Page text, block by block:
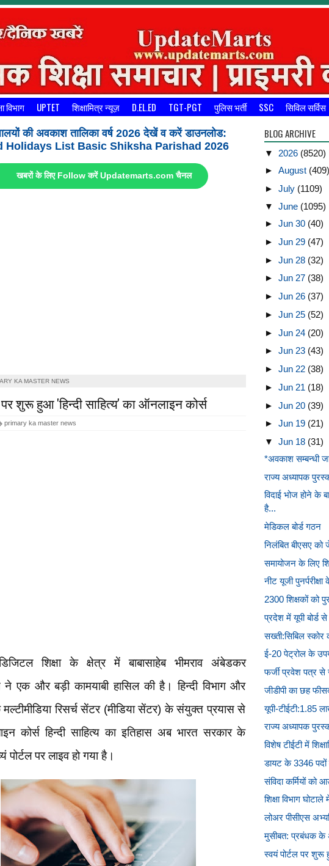
विभाग UPTET शिक्षामित्र न्यूज़ D.EL.ED TGT-PGT पुलिस भर्ती SSC सिविल सर्विस
की अवकाश तालिका वर्ष 2026 देखें व करें डाउनलोड:
Holidays List Basic Shiksha Parishad 2026
खबरों के लिए Follow करें Updatemarts.com चैनल
KA MASTER NEWS
पर शुरू हुआ 'हिन्दी साहित्य' का ऑनलाइन कोर्स
primary ka master news
शिक्षा के क्षेत्र में बाबासाहेब भीमराव अंबेडकर
ने एक और बड़ी कामयाबी हासिल की है। हिन्दी विभाग और
मल्टीमीडिया रिसर्च सेंटर (मीडिया सेंटर) के संयुक्त प्रयास से
कोर्स हिन्दी साहित्य का इतिहास अब भारत सरकार के
पोर्टल पर लाइव हो गया है।
BLOG ARCHIVE
▼ 2026 (8520)
► August (409)
► July (1109)
▼ June (1095)
► Jun 30 (40)
► Jun 29 (47)
► Jun 28 (32)
► Jun 27 (38)
► Jun 26 (37)
► Jun 25 (52)
► Jun 24 (20)
► Jun 23 (43)
► Jun 22 (38)
► Jun 21 (18)
► Jun 20 (39)
► Jun 19 (21)
▼ Jun 18 (31)
*अवकाश सम्बन्धी
राज्य अध्यापक
विदाई भोज होने के
है...
मेडिकल बोर्ड गठन
निलंबित बीएसए को
समायोजन के लिए
नीट यूजी पुनर्परीक्षा
2300 शिक्षकों को
प्रदेश में यूपी बोर्ड
सख्ती:सिबिल
ई-20 पेट्रोल के
फर्जी प्रवेश पत्र से
जीडीपी का छह
यूपी-टीईटी:1.85
राज्य अध्यापक
विशेष टीईटी में
डायट के 3346
संविदा कर्मियों को
शिक्षा विभाग
लोअर पीसीएस
मुसीबत: प्रबंधक के
स्वयं पोर्टल पर शुरू